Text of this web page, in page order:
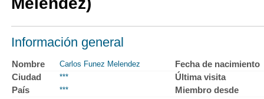
Contáctenos
Información general
Nombre Carlos Funez Melendez
Fecha de nacimiento
Ciudad
***
Última visita
País
*** Miembro desde